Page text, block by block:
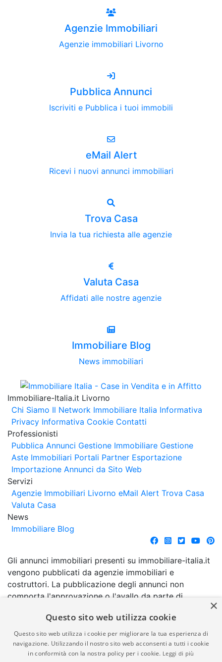
Agenzie Immobiliari
Agenzie immobiliari Livorno
Pubblica Annunci
Iscriviti e Pubblica i tuoi immobili
eMail Alert
Ricevi i nuovi annunci immobiliari
Trova Casa
Invia la tua richiesta alle agenzie
Valuta Casa
Affidati alle nostre agenzie
Immobiliare Blog
News immobiliari
Immobiliare-Italia.it Livorno
Chi Siamo Il Network Immobiliare Italia Informativa
Privacy Informativa Cookie Contatti
Professionisti
Pubblica Annunci Gestione Immobiliare Gestione
Aste Immobiliari Portali Partner Esportazione
Importazione Annunci da Sito Web
Servizi
Agenzie Immobiliari Livorno eMail Alert Trova Casa
Valuta Casa
News
Immobiliare Blog
Gli annunci immobiliari presenti su immobiliare-italia.it
vengono pubblicati da agenzie immobiliari e
costruttori. La pubblicazione degli annunci non
comporta l'approvazione o l'avallo da parte di
garanzia da parte di quest'ultima. immobiliare-italia.it
quindi non è responsabile della veridicità, della
correttezza, della completezza, della normativa in
materia di privacy e/o di alcun altro aspetto dei
×
Questo sito web utilizza cookie
Questo sito web utilizza i cookie per migliorare la tua esperienza di
navigazione. Utilizzando il nostro sito web acconsenti a tutti i cookie
in conformità con la nostra policy per i cookie. Leggi di più